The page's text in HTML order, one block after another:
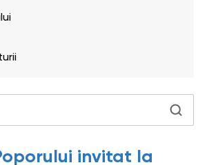
invitat la